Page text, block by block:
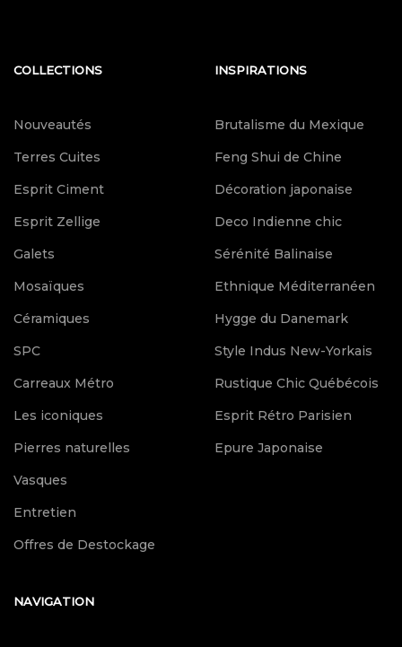
COLLECTIONS
Nouveautés
Terres Cuites
Esprit Ciment
Esprit Zellige
Galets
Mosaïques
Céramiques
SPC
Carreaux Métro
Les iconiques
Pierres naturelles
Vasques
Entretien
Offres de Destockage
INSPIRATIONS
Brutalisme du Mexique
Feng Shui de Chine
Décoration japonaise
Deco Indienne chic
Sérénité Balinaise
Ethnique Méditerranéen
Hygge du Danemark
Style Indus New-Yorkais
Rustique Chic Québécois
Esprit Rétro Parisien
Epure Japonaise
NAVIGATION